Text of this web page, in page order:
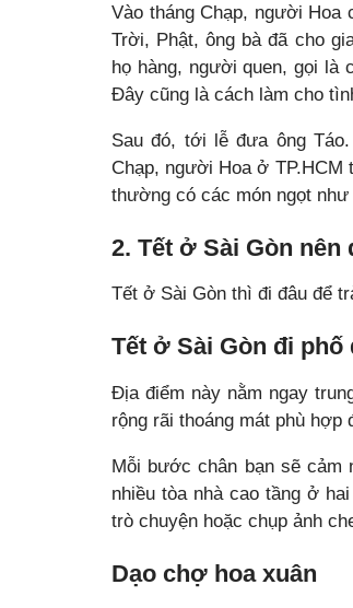
Vào tháng Chạp, người Hoa
Trời, Phật, ông bà đã cho
họ hàng, người quen, gọi là
Đây cũng là cách làm cho
Sau đó, tới lễ đưa ông
Chạp, người Hoa ở TP.HCM
thường có các món ngọt
2. Tết ở Sài Gòn nên
Tết ở Sài Gòn thì đi đâu để
Tết ở Sài Gòn đi phố
Địa điểm này nằm ngay
rộng rãi thoáng mát phù
Mỗi bước chân bạn sẽ cảm
nhiều tòa nhà cao tầng ở
trò chuyện hoặc chụp ảnh
Dạo chợ hoa xuân